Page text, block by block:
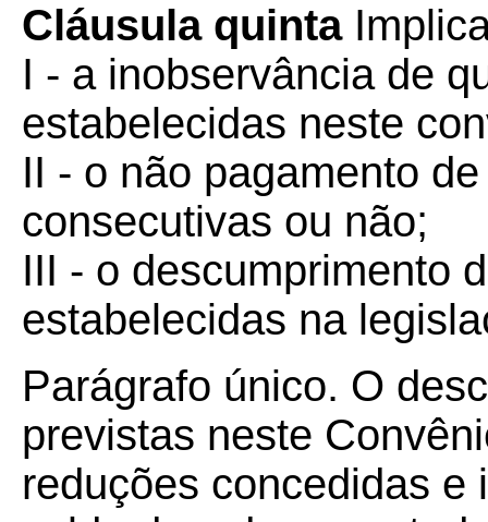
Cláusula quinta
I - a inobservância de
estabelecidas neste
II - o não pagamento
consecutivas ou não;
III - o descumprimento
estabelecidas na
Parágrafo único. O
previstas neste
reduções concedidas e